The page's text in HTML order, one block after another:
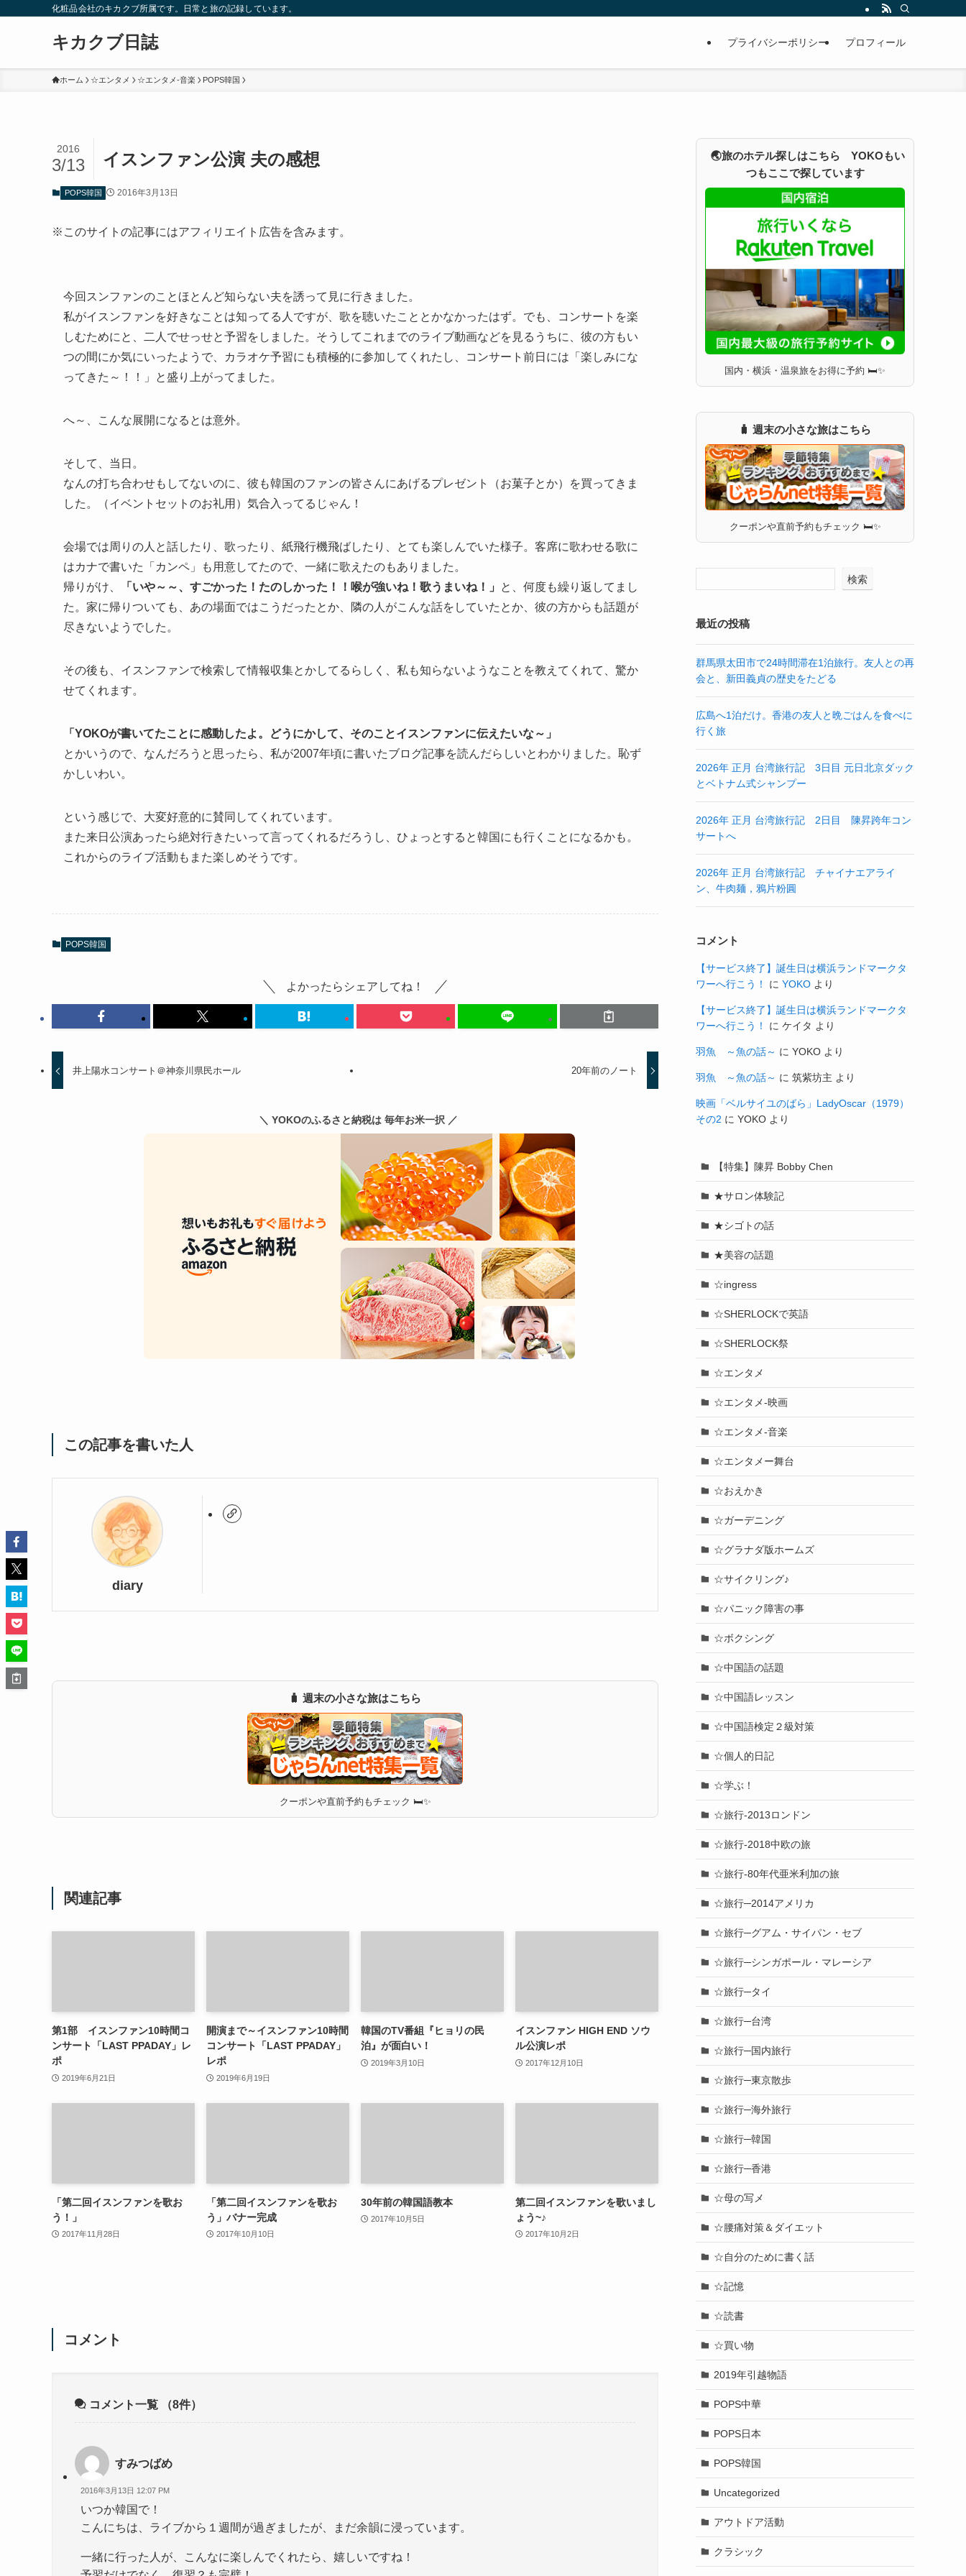
化粧品会社のキカクブ所属です。日常と旅の記録しています。
キカクブ日誌 プライバシーポリシー プロフィール
ホーム ☆エンタメ ☆エンタメ-音楽 POPS韓国
イスンファン公演 夫の感想
2016
3/13
POPS韓国 2016年3月13日
※このサイトの記事にはアフィリエイト広告を含みます。
今回スンファンのことほとんど知らない夫を誘って見に行きました。
私がイスンファンを好きなことは知ってる人ですが、歌を聴いたこととかなかったはず。でも、コンサートを楽
しむためにと、二人でせっせと予習をしました。そうしてこれまでのライブ動画などを見るうちに、彼の方もい
つの間にか気にいったようで、カラオケ予習にも積極的に参加してくれたし、コンサート前日には「楽しみにな
ってきた～！！」と盛り上がってました。
へ～、こんな展開になるとは意外。
そして、当日。
なんの打ち合わせもしてないのに、彼も韓国のファンの皆さんにあげるプレゼント（お菓子とか）を買ってきま
した。（イベントセットのお礼用）気合入ってるじゃん！
会場では周りの人と話したり、歌ったり、紙飛行機飛ばしたり、とても楽しんでいた様子。客席に歌わせる歌に
はカナで書いた「カンペ」も用意してたので、一緒に歌えたのもありました。
帰りがけ、
「いや～～、すごかった！たのしかった！！喉が強いね！歌うまいね！」
と、何度も繰り返してまし
た。家に帰りついても、あの場面ではこうだったとか、隣の人がこんな話をしていたとか、彼の方からも話題が
尽きないようでした。
その後も、イスンファンで検索して情報収集とかしてるらしく、私も知らないようなことを教えてくれて、驚か
せてくれます。
「YOKOが書いてたことに感動したよ。どうにかして、そのことイスンファンに伝えたいな～」
とかいうので、なんだろうと思ったら、私が2007年頃に書いたブログ記事を読んだらしいとわかりました。恥ず
かしいわい。
という感じで、大変好意的に賛同してくれています。
また来日公演あったら絶対行きたいって言ってくれるだろうし、ひょっとすると韓国にも行くことになるかも。
これからのライブ活動もまた楽しめそうです。
POPS韓国
よかったらシェアしてね！
井上陽水コンサート＠神奈川県民ホール 20年前のノート
＼ YOKOのふるさと納税は 毎年お米一択 ／
この記事を書いた人
diary
🧳 週末の小さな旅はこちら
クーポンや直前予約もチェック 🛏✨
関連記事
第1部 イスンファン10時間コ
ンサート「LAST PPADAY」レ
ポ
2019年6月21日
開演まで～イスンファン10時間
コンサート「LAST PPADAY」
レポ
2019年6月19日
韓国のTV番組『ヒョリの民
泊』が面白い！
2019年3月10日
イスンファン HIGH END ソウ
ル公演レポ
2017年12月10日
「第二回イスンファンを歌お
う！」
2017年11月28日
「第二回イスンファンを歌お
う」バナー完成
2017年10月10日
30年前の韓国語教本
2017年10月5日
第二回イスンファンを歌いまし
ょう~♪
2017年10月2日
コメント
コメント一覧 （8件）
すみつばめ
2016年3月13日 12:07 PM
いつか韓国で！
こんにちは、ライブから１週間が過ぎましたが、まだ余韻に浸っています。
一緒に行った人が、こんなに楽しんでくれたら、嬉しいですね！
🌏旅のホテル探しはこちら YOKOもい
つもここで探しています
国内・横浜・温泉旅をお得に予約 🛏✨
🧳 週末の小さな旅はこちら
クーポンや直前予約もチェック 🛏✨
検索
最近の投稿
群馬県太田市で24時間滞在1泊旅行。友人との再
会と、新田義貞の歴史をたどる
広島へ1泊だけ。香港の友人と晩ごはんを食べに
行く旅
2026年 正月 台湾旅行記 3日目 元日北京ダック
とベトナム式シャンプー
2026年 正月 台湾旅行記 2日目 陳昇跨年コン
サートへ
2026年 正月 台湾旅行記 チャイナエアライ
ン、牛肉麺，鴉片粉圓
コメント
【サービス終了】誕生日は横浜ランドマークタ
ワーへ行こう！
に YOKO より
【サービス終了】誕生日は横浜ランドマークタ
ワーへ行こう！
に ケイタ より
羽魚 ～魚の話～ に YOKO より
羽魚 ～魚の話～ に 筑紫坊主 より
映画「ベルサイユのばら」LadyOscar（1979）
その2 に YOKO より
【特集】陳昇 Bobby Chen
★サロン体験記
★シゴトの話
★美容の話題
☆ingress
☆SHERLOCKで英語
☆SHERLOCK祭
☆エンタメ
☆エンタメ-映画
☆エンタメ-音楽
☆エンタメー舞台
☆おえかき
☆ガーデニング
☆グラナダ版ホームズ
☆サイクリング♪
☆パニック障害の事
☆ボクシング
☆中国語の話題
☆中国語レッスン
☆中国語検定２級対策
☆個人的日記
☆学ぶ！
☆旅行-2013ロンドン
☆旅行-2018中欧の旅
☆旅行-80年代亜米利加の旅
☆旅行─2014アメリカ
☆旅行─グアム・サイパン・セブ
☆旅行─シンガポール・マレーシア
☆旅行─タイ
☆旅行─台湾
☆旅行─国内旅行
☆旅行─東京散歩
☆旅行─海外旅行
☆旅行─韓国
☆旅行─香港
☆母の写メ
☆腰痛対策＆ダイエット
☆自分のために書く話
☆記憶
☆読書
☆買い物
2019年引越物語
POPS中華
POPS日本
POPS韓国
Uncategorized
アウトドア活動
クラシック